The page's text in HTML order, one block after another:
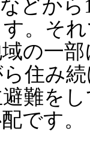
どか
。そ
の一
住み
難を
です